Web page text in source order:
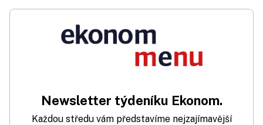
Newsletter týdeníku Ekonom.
Každou středu vám představíme nejzajímavější